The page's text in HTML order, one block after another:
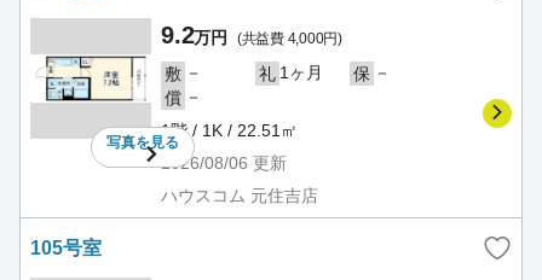
写真を見る
9.2万円 (共益費 4,000円)
敷 － 礼 1ヶ月 保 －
償 －
1階 / 1K / 22.51㎡
2026/08/06 更新
ハウスコム 元住吉店
105号室